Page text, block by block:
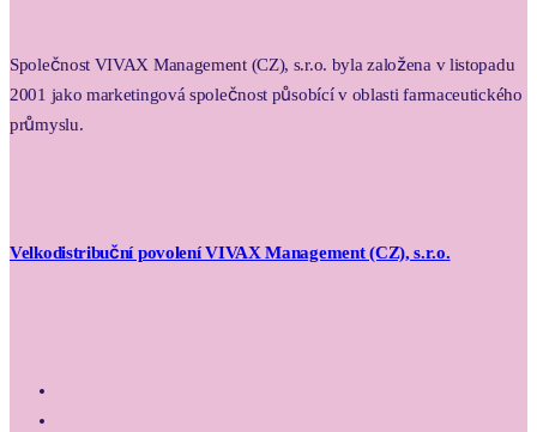
Společnost VIVAX Management (CZ), s.r.o. byla založena v listopadu
2001 jako marketingová společnost působící v oblasti farmaceutického
průmyslu.
Velkodistribuční povolení VIVAX Management (CZ), s.r.o.